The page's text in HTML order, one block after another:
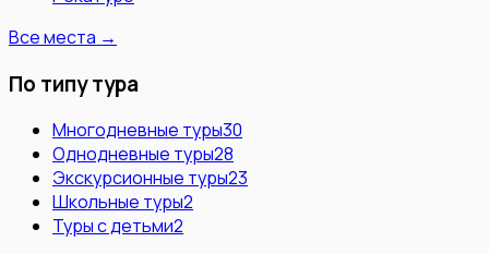
Все места →
По типу тура
Многодневные туры30
Однодневные туры28
Экскурсионные туры23
Школьные туры2
Туры с детьми2